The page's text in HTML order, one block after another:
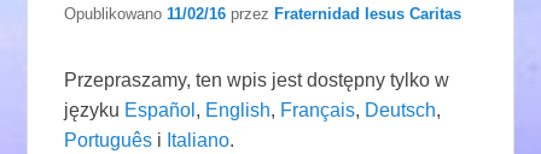
Opublikowano11/02/16 przezFraternidad Iesus Caritas
Przepraszamy, ten wpis jest dostępny tylko w
języku Español , English, Français, Deutsch,
Português i Italiano.